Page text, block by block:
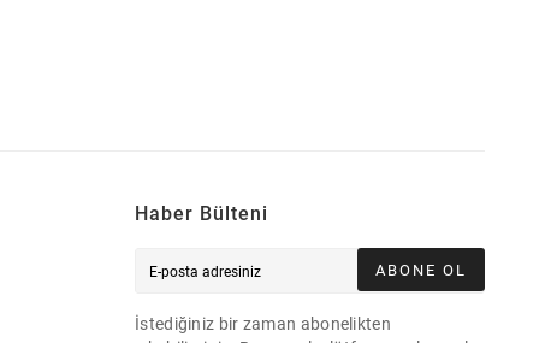
Haber Bülteni
ABONE OL
İstediğiniz bir zaman abonelikten